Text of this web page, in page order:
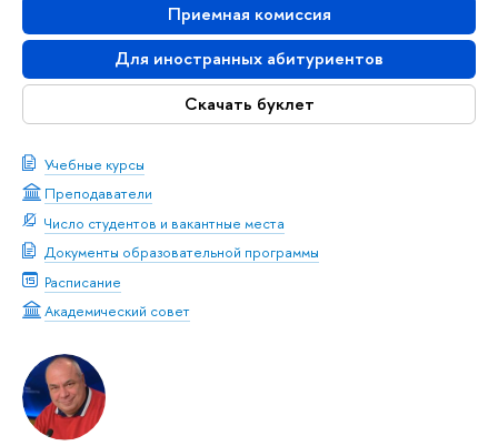
Приемная комиссия
Для иностранных абитуриентов
Скачать буклет
Учебные курсы
Преподаватели
Число студентов и вакантные места
Документы образовательной программы
Расписание
Академический совет